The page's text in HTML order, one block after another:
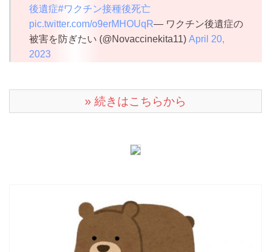
後遺症#ワクチン接種後死亡
pic.twitter.com/o9erMHOUqR— ワクチン後遺症の
被害を防ぎたい (@Novaccinekita11) April 20,
2023
» 続きはこちらから